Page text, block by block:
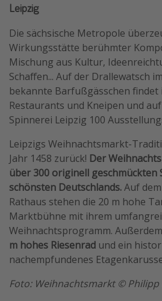
Leipzig
Die sächsische Metropole
Wirkungsstätte berühmter
Mischung aus Kultur,
Schaffen... Auf der Drallewatsch
bekannte Barfußgässchen findet
Restaurants und Kneipen und
Spinnerei Leipzig 100
Leipzigs Weihnachtsmarkt-
Jahr 1458 zurück! Der
über 300 originell geschmückten
schönsten Deutschlands.Auf
Rathaus stehen die 20 m hohe
Marktbühne mit ihrem
Weihnachtsprogramm.
m hohes Riesenrad und ein
nachempfundenes
Foto: Weihnachtsmarkt ©